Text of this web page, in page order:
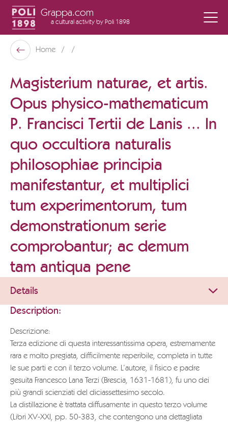
Grappa.com
a cultural activity by Poli 1898
Poli Museo Della Grappa
Back
Home
Magisterium naturae, et artis.
Opus physico-mathematicum
P. Francisci Tertii de Lanis ... In
quo occultiora naturalis
philosophiae principia
manifestantur, et multiplici
tum experimentorum, tum
demonstrationum serie
comprobantur; ac demum
tam antiqua pene
Details
Description:
Descrizione:
Terza edizione di questa interessantissima opera, estremamente
rara e molto pregiata, difficilmente reperibile, completa in tutte
le sue parti e con il terzo volume. L’autore, il fisico e padre
gesuita Francesco Lana Terzi (Brescia, 1631-1681), fu uno dei
più grandi scienziati del diciassettesimo secolo.
La distillazione è trattata diffusamente in questo terzo volume
(Libri XV-XXI, pp. 50-383, che contengono una dettagliata